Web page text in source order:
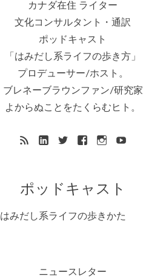
カナダ在住 ライター
文化コンサルタント・通訳
ポッドキャスト
「はみだし系ライフの歩き方」
プロデューサー/ホスト。
ブレネーブラウンファン/研究家
よからぬことをたくらむヒト。
ポッドキャスト
はみだし系ライフの歩きかた
ニュースレター